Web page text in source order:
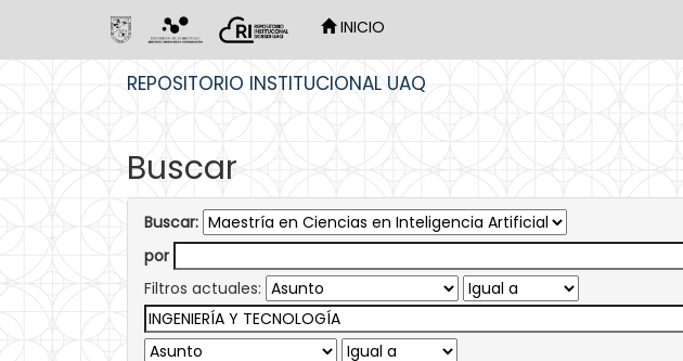
INICIO
REPOSITORIO INSTITUCIONAL UAQ
Buscar
Buscar:
por
Filtros actuales: